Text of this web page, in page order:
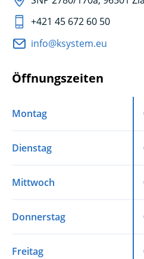
+421 45 672 60 50
info@ksystem.eu
Öffnungszeiten
Montag
Dienstag
Mittwoch
Donnerstag
Freitag